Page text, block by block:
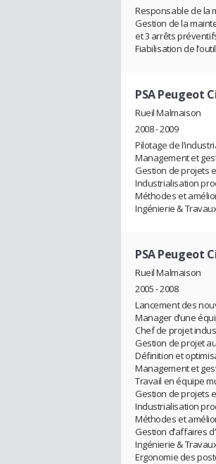
Responsable de la
Gestion de la
et 3 arrêts
Fiabilisation de
PSA Peugeot
Rueil Malmaison
2008 - 2009
Pilotage de
Management et
Gestion de projets
Industrialisation
Méthodes et
Ingénierie &
PSA Peugeot
Rueil Malmaison
2005 - 2008
Lancement des
Manager d’une
Chef de projet
Gestion de projet
Définition et
Management et
Travail en équipe
Gestion de projets
Industrialisation
Méthodes et
Gestion d’affaires
Ingénierie &
Ergonomie des